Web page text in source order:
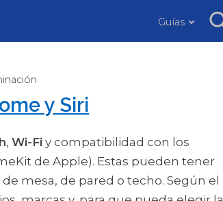
Guías
y Siri
, Wi-Fi y compatibilidad con los
de Apple). Estas pueden tener
mesa, de pared o techo. Según el